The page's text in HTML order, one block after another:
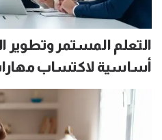
التعلم المستمر وتطوير
أساسية لاكتساب